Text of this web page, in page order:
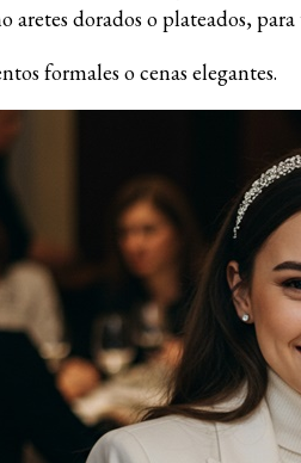
aretes dorados o plateados,
formales o cenas elegantes.